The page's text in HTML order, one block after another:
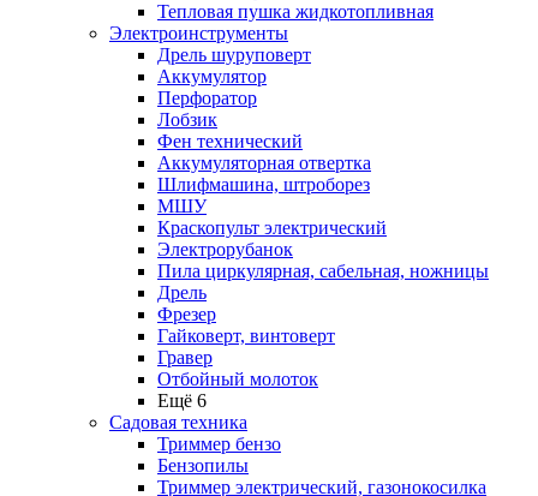
Тепловая пушка жидкотопливная
Электроинструменты
Дрель шуруповерт
Аккумулятор
Перфоратор
Лобзик
Фен технический
Аккумуляторная отвертка
Шлифмашина, штроборез
МШУ
Краскопульт электрический
Электрорубанок
Пила циркулярная, сабельная, ножницы
Дрель
Фрезер
Гайковерт, винтоверт
Гравер
Отбойный молоток
Ещё 6
Садовая техника
Триммер бензо
Бензопилы
Триммер электрический, газонокосилка